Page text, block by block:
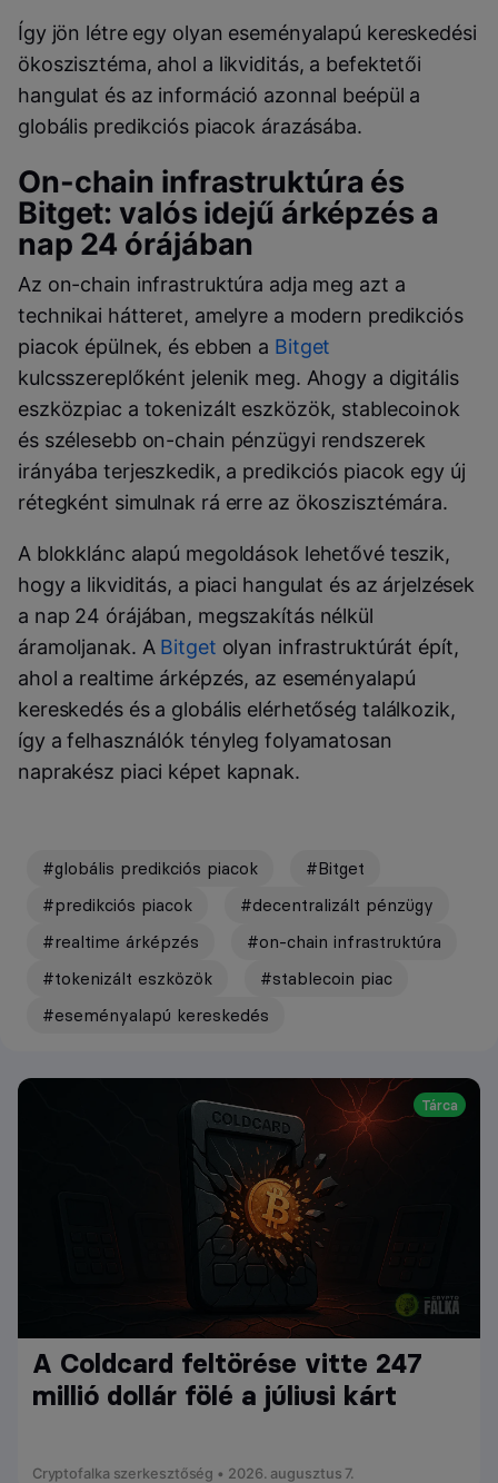
Így jön létre egy olyan eseményalapú kereskedési
ökoszisztéma, ahol a likviditás, a befektetői
hangulat és az információ azonnal beépül a
globális predikciós piacok árazásába.
On-chain infrastruktúra és
Bitget: valós idejű árképzés a
nap 24 órájában
Az on-chain infrastruktúra adja meg azt a
technikai hátteret, amelyre a modern predikciós
piacok épülnek, és ebben a Bitget
kulcsszereplőként jelenik meg. Ahogy a digitális
eszközpiac a tokenizált eszközök, stablecoinok
és szélesebb on-chain pénzügyi rendszerek
irányába terjeszkedik, a predikciós piacok egy új
rétegként simulnak rá erre az ökoszisztémára.
A blokklánc alapú megoldások lehetővé teszik,
hogy a likviditás, a piaci hangulat és az árjelzések
a nap 24 órájában, megszakítás nélkül
áramoljanak. A Bitget olyan infrastruktúrát épít,
ahol a realtime árképzés, az eseményalapú
kereskedés és a globális elérhetőség találkozik,
így a felhasználók tényleg folyamatosan
naprakész piaci képet kapnak.
#globális predikciós piacok
#Bitget
#predikciós piacok
#decentralizált pénzügy
#realtime árképzés
#on-chain infrastruktúra
#tokenizált eszközök
#stablecoin piac
#eseményalapú kereskedés
Tárca
A Coldcard feltörése vitte 247
millió dollár fölé a júliusi kárt
Cryptofalka szerkesztőség • 2026. augusztus 7.